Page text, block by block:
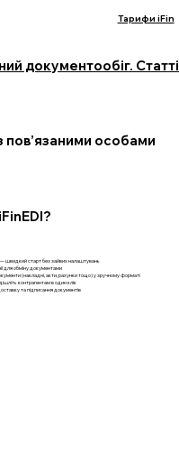
Тарифи iFin
документообіг. Статті
пов’язаними особами
— швидкий старт без зайвих налаштувань
для обміну документами
(накладні, акти, рахунки тощо) у зручному форматі
контрагентам в один клік
та підписання документів